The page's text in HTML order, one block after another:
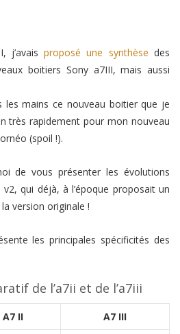
j’avaisproposé une synthèse des
boitiers Sony a7III, mais aussi
les mains ce nouveau boitier que je
très rapidement pour mon nouveau
(spoil !).
de vous présenter les évolutions
qui déjà, à l’époque proposait un
version originale !
les principales spécificités des
de l’a7ii et de l’a7iii
A7 II
A7 III